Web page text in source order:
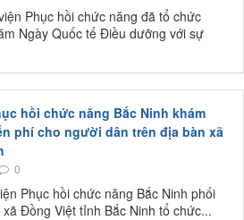
Phục hồi chức năng đã tổ chức
Ngày Quốc tế Điều dưỡng với sự
hồi chức năng Bắc Ninh khám
phí cho người dân trên địa bàn xã
0
Phục hồi chức năng Bắc Ninh phối
Đồng Việt tỉnh Bắc Ninh tổ chức...